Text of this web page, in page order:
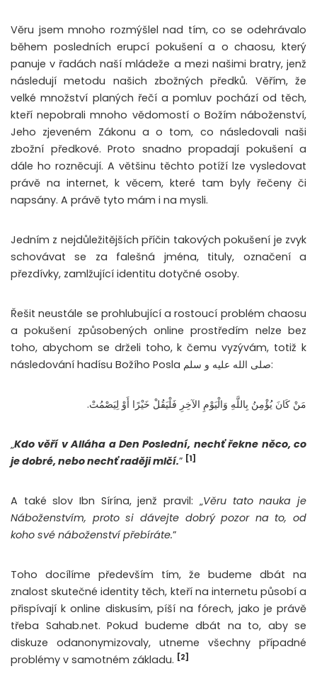
Věru jsem mnoho rozmýšlel nad tím, co se odehrávalo
během posledních erupcí pokušení a o chaosu, který
panuje v řadách naší mládeže a mezi našimi bratry, jenž
následují metodu našich zbožných předků. Věřím, že
velké množství planých řečí a pomluv pochází od těch,
kteří nepobrali mnoho vědomostí o Božím náboženství,
Jeho zjeveném Zákonu a o tom, co následovali naši
zbožní předkové. Proto snadno propadají pokušení a
dále ho rozněcují. A většinu těchto potíží lze vysledovat
právě na internet, k věcem, které tam byly řečeny či
napsány. A právě tyto mám i na mysli.
Jedním z nejdůležitějších příčin takových pokušení je zvyk
schovávat se za falešná jména, tituly, označení a
přezdívky, zamlžující identitu dotyčné osoby.
Řešit neustále se prohlubující a rostoucí problém chaosu
a pokušení způsobených online prostředím nelze bez
toho, abychom se drželi toho, k čemu vyzývám, totiž k
následování hadísu Božího Posla صلى الله عليه و سلم:
مَنْ كَانَ يُؤْمِنُ بِاللَّهِ وَالْيَوْمِ الآخِرِ فَلْيَقُلْ خَيْرًا أَوْ لِيَصْمُتْ.
„Kdo věří v Alláha a Den Poslední, nechť řekne něco, co
je dobré, nebo nechť raději mlčí.” [1]
A také slov Ibn Sírína, jenž pravil: „Věru tato nauka je
Náboženstvím, proto si dávejte dobrý pozor na to, od
koho své náboženství přebíráte.”
Toho docílíme především tím, že budeme dbát na
znalost skutečné identity těch, kteří na internetu působí a
přispívají k online diskusím, píší na fórech, jako je právě
třeba Sahab.net. Pokud budeme dbát na to, aby se
diskuze odanonymizovaly, utneme všechny případné
problémy v samotném základu. [2]